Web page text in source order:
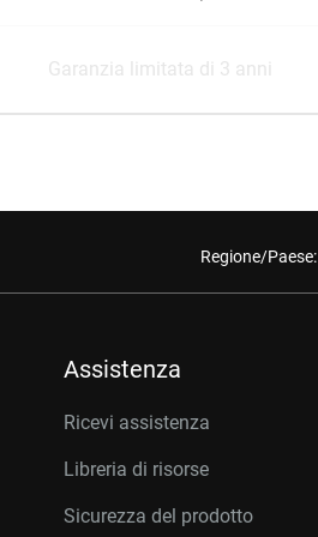
Garanzia limitata di 3 anni
Regione/Paese:
Assistenza
Ricevi assistenza
Libreria di risorse
Sicurezza del prodotto